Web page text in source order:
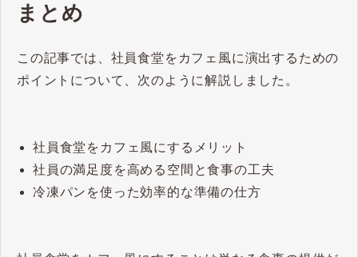
まとめ
この記事では、社員食堂をカフェ風に演出するための
ポイントについて、次のように解説しました。
社員食堂をカフェ風にするメリット
社員の満足度を高める空間と食事の工夫
冷凍パンを使った効率的な準備の仕方